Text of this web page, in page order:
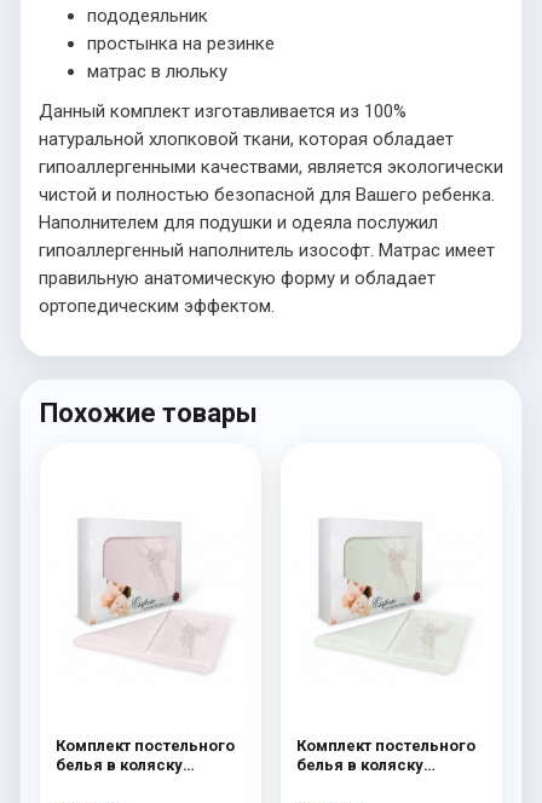
пододеяльник
простынка на резинке
матрас в люльку
Данный комплект изготавливается из 100%
натуральной хлопковой ткани, которая обладает
гипоаллергенными качествами, является экологически
чистой и полностью безопасной для Вашего ребенка.
Наполнителем для подушки и одеяла послужил
гипоаллергенный наполнитель изософт. Матрас имеет
правильную анатомическую форму и обладает
ортопедическим эффектом.
Похожие товары
Комплект постельного
белья в коляску
Комплект постельного
белья в коляску